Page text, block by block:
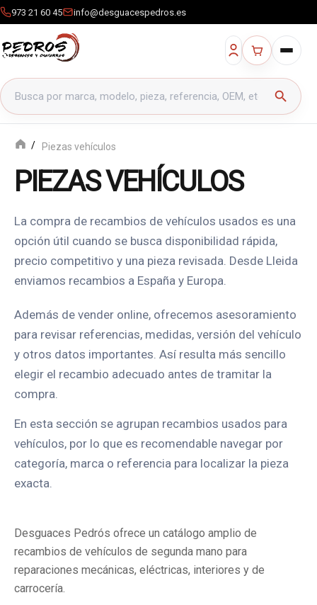
973 21 60 45 info@desguacespedros.es
Buscar productos
search
Piezas vehículos
PIEZAS VEHÍCULOS
La compra de recambios de vehículos usados es una
opción útil cuando se busca disponibilidad rápida,
precio competitivo y una pieza revisada. Desde Lleida
enviamos recambios a España y Europa.
Además de vender online, ofrecemos asesoramiento
para revisar referencias, medidas, versión del vehículo
y otros datos importantes. Así resulta más sencillo
elegir el recambio adecuado antes de tramitar la
compra.
En esta sección se agrupan recambios usados para
vehículos, por lo que es recomendable navegar por
categoría, marca o referencia para localizar la pieza
exacta.
Desguaces Pedrós ofrece un catálogo amplio de
recambios de vehículos de segunda mano para
reparaciones mecánicas, eléctricas, interiores y de
carrocería.